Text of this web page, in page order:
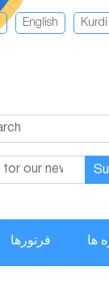
English Kurdi
فرتورها ها